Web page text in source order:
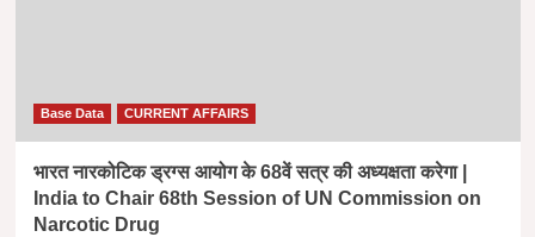
Base Data CURRENT AFFAIRS
भारत नारकोटिक ड्रग्स आयोग के 68वें सत्र की अध्यक्षता करेगा |
India to Chair 68th Session of UN Commission on
Narcotic Drug